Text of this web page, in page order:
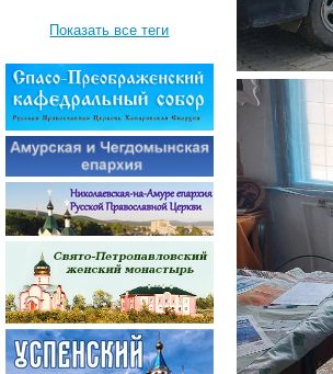
Показать все теги